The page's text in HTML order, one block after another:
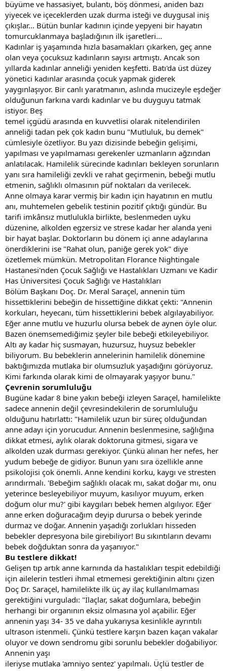
büyüme ve hassasiyet, bulantı, böş dönmesi, aniden bazı
yiyecek ve içeceklerden uzak durma isteği ve duygusal iniş
çıkışlar... Bütün bunlar kadının içinde yepyeni bir hayatın
tomurcuklanmaya başladığının ilk işaretleri...
Kadınlar iş yaşamında hızla basamakları çıkarken, geç anne
olan veya çocuksuz kadınların sayısı artmıştı. Ancak son
yıllarda kadınlar anneliği yeniden keşfetti. Batı'da üst düzey
yönetici kadınlar arasında çocuk yapmak giderek
yaygınlaşıyor. Bir canlı yaratmanın, aslında mucizeyle eşdeğer
olduğunun farkına vardı kadınlar ve bu duyguyu tatmak
istiyor. Beş
temel içgüdü arasında en kuvvetlisi olarak nitelendirilen
anneliği tadan pek çok kadın bunu "Mutluluk, bu demek"
cümlesiyle özetliyor. Bu yazı dizisinde bebeğin gelişimi,
yapılması ve yapılmaması gerekenler uzmanların ağzından
anlatılacak. Hamilelik sürecinde kadınları bekleyen sorunların
yanı sıra hamileliği zevkli ve rahat geçirmenin, bebeği mutlu
etmenin, sağlıklı olmasının püf noktaları da verilecek.
Anne olmaya karar vermiş bir kadın için hayatının en mutlu
anı, muhtemelen gebelik testinin pozitif çıktığı gündür. Bu
tarifi imkânsız mutlulukla birlikte, beslenmeden uyku
düzenine, alkolden egzersiz ve strese kadar her alanda yeni
bir hayat başlar. Doktorların bu dönem içi anne adaylarına
önerdiklerini ise "Rahat olun, paniğe gerek yok" diye
özetlemek mümkün. Metropolitan Florance Nightingale
Hastanesi'nden Çocuk Sağlığı ve Hastalıkları Uzmanı ve Kadir
Has Üniversitesi Çocuk Sağlığı ve Hastalıkları
Bölüm Başkanı Doç. Dr. Meral Saraçel, annenin tüm
hissettiklerini bebeğin de hissettiğine dikkat çekti: "Annenin
korkuları, heyecanı, tüm hissettiklerini bebek algılayabiliyor.
Eğer anne mutlu ve huzurlu olursa bebek de aynen öyle olur.
Bazen önemsemediğimiz şeyler bile bebeği etkileyebiliyor.
Altı ay kadar hiç susmayan, huzursuz, huysuz bebekler
biliyorum. Bu bebeklerin annelerinin hamilelik dönemine
baktığımızda mutlaka bir olumsuzluk yaşadığını görüyoruz.
Kimi farkında olarak kimi de olmayarak yaşıyor bunu."
Çevrenin sorumluluğu
Bugüne kadar 8 bine yakın bebeği izleyen Saraçel, hamilelikte
sadece annenin değil çevresindekilerin de sorumluluğu
olduğunu hatırlattı: "Hamilelik uzun bir süreç olduğundan
anne adayı için yorucudur. Annenin beslenmesine, sağlığına
dikkat etmesi, aylık olarak doktoruna gitmesi, sigara ve
alkolden uzak durması gerekiyor. Çünkü alınan her nefes, her
yudum bebeğe de gidiyor. Bunun yanı sıra özellikle anne
psikolojisi çok önemli. Anne kendini korku, kaygı ve stresten
arındırmalı. 'Bebeğim sağlıklı olacak mı, sakat doğar mı, onu
yeterince besleyebiliyor muyum, kasılıyor muyum, erken
doğum olur mu?' gibi kaygıları bebek hemen algılıyor. Eğer
anne erken doğuracağım deyip durursa o bebek yerinde
durmaz ve doğar. Annenin yaşadığı zorlukları hisseden
bebekler depresyona bile girebiliyor! Bu sıkıntıların devamı
bebek doğduktan sonra da yaşanıyor."
Bu testlere dikkat!
Gelişen tıp artık anne karnında da hastalıkları tespit edebildiği
için ailelerin testleri ihmal etmemesi gerektiğinin altını çizen
Doç Dr. Saraçel, hamilelikte ilk üç ay ilaç kullanılmaması
gerektiğini vurguladı: "İlaçlar, sakat doğumlara, bebeğin
herhangi bir organının eksiz olmasına yol açabilir. Eğer
annenin yaşı 34- 35 ve daha yukarıysa kesinlikle ayrıntılı
ultrason istenmeli. Çünkü testlere karşın bazen kaçan vakalar
oluyor ve down sendromu gibi sorunlu bebekler doğabiliyor.
Annenin yaşı
ileriyse mutlaka 'amniyo sentez' yapılmalı. Üçlü testler de